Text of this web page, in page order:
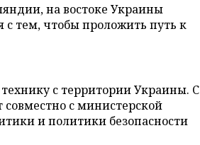
на востоке Украины
тем, чтобы проложить путь к
с территории Украины. С
с министерской
и политики безопасности